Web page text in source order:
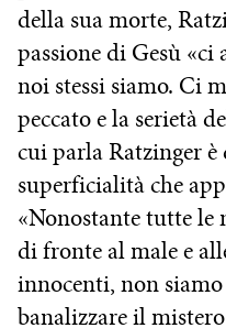
della sua morte,
passione di Gesù
noi stessi siamo. Ci
peccato e la serietà
cui parla Ratzinger
superficialità che
«Nonostante tutte le
di fronte al male e
innocenti, non
banalizzare il